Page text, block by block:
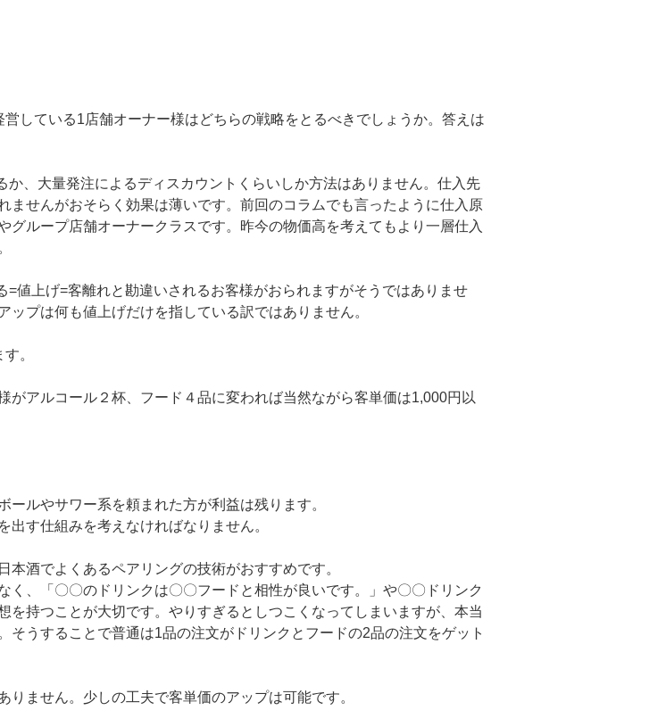
している1店舗オーナー様はどちらの戦略をとるべきでしょうか。答えは
、大量発注によるディスカウントくらいしか方法はありません。仕入先
せんがおそらく効果は薄いです。前回のコラムでも言ったように仕入原
ループ店舗オーナークラスです。昨今の物価高を考えてもより一層仕入
値上げ=客離れと勘違いされるお客様がおられますがそうではありませ
プは何も値上げだけを指している訳ではありません。
。
アルコール２杯、フード４品に変われば当然ながら客単価は1,000円以
ルやサワー系を頼まれた方が利益は残ります。
す仕組みを考えなければなりません。
酒でよくあるペアリングの技術がおすすめです。
、「〇〇のドリンクは〇〇フードと相性が良いです。」や〇〇ドリンク
持つことが大切です。やりすぎるとしつこくなってしまいますが、本当
うすることで普通は1品の注文がドリンクとフードの2品の注文をゲット
ません。少しの工夫で客単価のアップは可能です。